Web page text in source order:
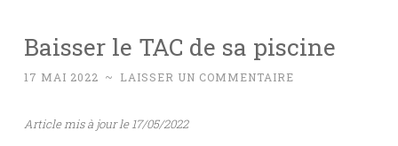
Baisser le TAC de sa piscine
17 MAI 2022 ~ LAISSER UN COMMENTAIRE
Article mis à jour le 17/05/2022